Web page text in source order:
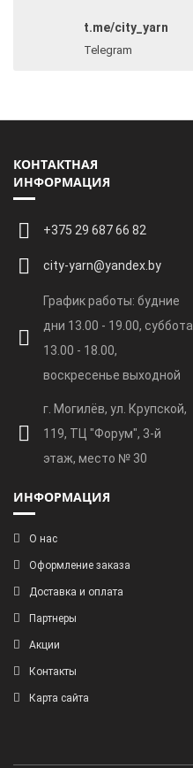
t.me/city_yarn
Telegram
КОНТАКТНАЯ
ИНФОРМАЦИЯ
+375 29 687 66 82
city-yarn@yandex.by
График работы: будние
дни 13.00 - 19.00, суббота
13.00 - 18.00,
воскресенье выходной
г. Могилёв, ул. Крупской,
119, ТЦ "Форум", 3-й
этаж, место № 30
ИНФОРМАЦИЯ
О нас
Оформление заказа
Доставка и оплата
Партнеры
Акции
Контакты
Карта сайта